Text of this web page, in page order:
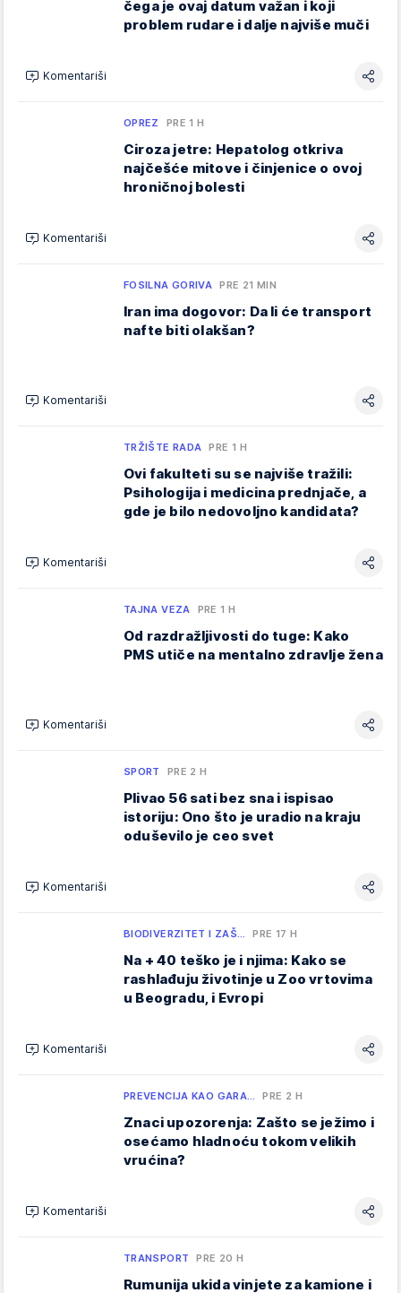
čega je ovaj datum važan i koji
problem rudare i dalje najviše muči
Komentariši
OPREZ PRE 1 H
Ciroza jetre: Hepatolog otkriva
najčešće mitove i činjenice o ovoj
hroničnoj bolesti
Komentariši
FOSILNA GORIVA PRE 21 MIN
Iran ima dogovor: Da li će transport
nafte biti olakšan?
Komentariši
TRŽIŠTE RADA PRE 1 H
Ovi fakulteti su se najviše tražili:
Psihologija i medicina prednjače, a
gde je bilo nedovoljno kandidata?
Komentariši
TAJNA VEZA PRE 1 H
Od razdražljivosti do tuge: Kako
PMS utiče na mentalno zdravlje žena
Komentariši
SPORT PRE 2 H
Plivao 56 sati bez sna i ispisao
istoriju: Ono što je uradio na kraju
oduševilo je ceo svet
Komentariši
BIODIVERZITET I ZAŠ… PRE 17 H
Na + 40 teško je i njima: Kako se
rashlađuju životinje u Zoo vrtovima
u Beogradu, i Evropi
Komentariši
PREVENCIJA KAO GARA… PRE 2 H
Znaci upozorenja: Zašto se ježimo i
osećamo hladnoću tokom velikih
vrućina?
Komentariši
TRANSPORT PRE 20 H
Rumunija ukida vinjete za kamione i